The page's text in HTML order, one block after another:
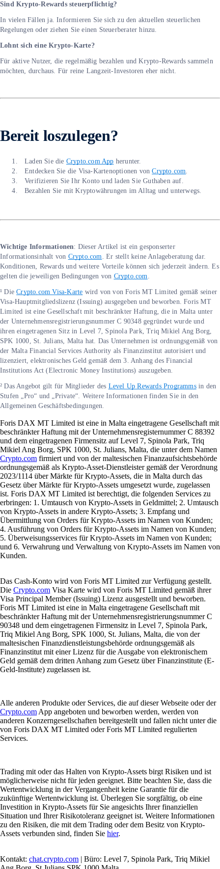
Sind Krypto-Rewards steuerpflichtig?
In vielen Fällen ja. Informieren Sie sich zu den aktuellen steuerlichen
Regelungen oder ziehen Sie einen Steuerberater hinzu.
Lohnt sich eine Krypto-Karte?
Für aktive Nutzer, die regelmäßig bezahlen und Krypto-Rewards sammeln
möchten, durchaus. Für reine Langzeit-Investoren eher nicht.
Bereit loszulegen?
Laden Sie die Crypto.com App herunter.
Entdecken Sie die Visa-Kartenoptionen vonCrypto.com.
Verifizieren Sie Ihr Konto und laden Sie Guthaben auf.
Bezahlen Sie mit Kryptowährungen im Alltag und unterwegs.
Wichtige Informationen: Dieser Artikel ist ein gesponserter
Informationsinhalt von Crypto.com. Er stellt keine Anlageberatung dar.
Konditionen, Rewards und weitere Vorteile können sich jederzeit ändern. Es
gelten die jeweiligen Bedingungen von Crypto.com.
¹ DieCrypto.com Visa-Karte wird von von Foris MT Limited gemäß seiner
Visa-Hauptmitgliedslizenz (Issuing) ausgegeben und beworben. Foris MT
Limited ist eine Gesellschaft mit beschränkter Haftung, die in Malta unter
der Unternehmensregistrierungsnummer C 90348 gegründet wurde und
ihren eingetragenen Sitz in Level 7, Spinola Park, Triq Mikiel Ang Borg,
SPK 1000, St. Julians, Malta hat. Das Unternehmen ist ordnungsgemäß von
der Malta Financial Services Authority als Finanzinstitut autorisiert und
lizenziert, elektronisches Geld gemäß dem 3. Anhang des Financial
Institutions Act (Electronic Money Institutions) auszugeben.
² Das Angebot gilt für Mitglieder des Level Up Rewards Programmsin den
Stufen „Pro“ und „Private“. Weitere Informationen finden Sie in den
Allgemeinen Geschäftsbedingungen.
Foris DAX MT Limited ist eine in Malta eingetragene Gesellschaft mit
beschränkter Haftung mit der Unternehmensregisternummer C 88392
und dem eingetragenen Firmensitz auf Level 7, Spinola Park, Triq
Mikiel Ang Borg, SPK 1000, St. Julians, Malta, die unter dem Namen
Crypto.com firmiert und von der maltesischen Finanzaufsichtsbehörde
ordnungsgemäß als Krypto-Asset-Dienstleister gemäß der Verordnung
2023/1114 über Märkte für Krypto-Assets, die in Malta durch das
Gesetz über Märkte für Krypto-Assets umgesetzt wurde, zugelassen
ist. Foris DAX MT Limited ist berechtigt, die folgenden Services zu
erbringen: 1. Umtausch von Krypto-Assets in Geldmittel; 2. Umtausch
von Krypto-Assets in andere Krypto-Assets; 3. Empfang und
Übermittlung von Orders für Krypto-Assets im Namen von Kunden;
4. Ausführung von Orders für Krypto-Assets im Namen von Kunden;
5. Überweisungsservices für Krypto-Assets im Namen von Kunden;
und 6. Verwahrung und Verwaltung von Krypto-Assets im Namen von
Kunden.
Das Cash-Konto wird von Foris MT Limited zur Verfügung gestellt.
Die Crypto.com Visa Karte wird von Foris MT Limited gemäß ihrer
Visa Principal Member (Issuing) Lizenz ausgestellt und beworben.
Foris MT Limited ist eine in Malta eingetragene Gesellschaft mit
beschränkter Haftung mit der Unternehmensregistrierungsnummer C
90348 und dem eingetragenen Firmensitz in Level 7, Spinola Park,
Triq Mikiel Ang Borg, SPK 1000, St. Julians, Malta, die von der
maltesischen Finanzdienstleistungsbehörde ordnungsgemäß als
Finanzinstitut mit einer Lizenz für die Ausgabe von elektronischem
Geld gemäß dem dritten Anhang zum Gesetz über Finanzinstitute (E-
Geld-Institute) zugelassen ist.
Alle anderen Produkte oder Services, die auf dieser Webseite oder der
Crypto.com App angeboten und beworben werden, werden von
anderen Konzerngesellschaften bereitgestellt und fallen nicht unter die
von Foris DAX MT Limited oder Foris MT Limited regulierten
Services.
Trading mit oder das Halten von Krypto-Assets birgt Risiken und ist
möglicherweise nicht für jeden geeignet. Bitte beachten Sie, dass die
Wertentwicklung in der Vergangenheit keine Garantie für die
zukünftige Wertentwicklung ist. Überlegen Sie sorgfältig, ob eine
Investition in Krypto-Assets für Sie angesichts Ihrer finanziellen
Situation und Ihrer Risikotoleranz geeignet ist. Weitere Informationen
zu den Risiken, die mit dem Trading oder dem Besitz von Krypto-
Assets verbunden sind, finden Sie hier.
Kontakt: chat.crypto.com | Büro: Level 7, Spinola Park, Triq Mikiel